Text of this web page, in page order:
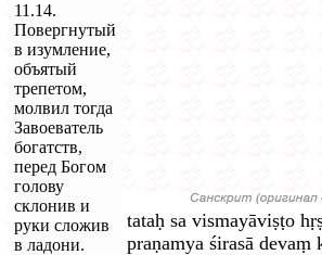
11.14.
Повергнутый
в изумление,
объятый
трепетом,
молвил тогда
Завоеватель
богатств,
перед Богом
голову
склонив и
руки сложив
в ладони.
tataḥ sa vismayāviṣṭo
praṇamya śirasā devaṃ